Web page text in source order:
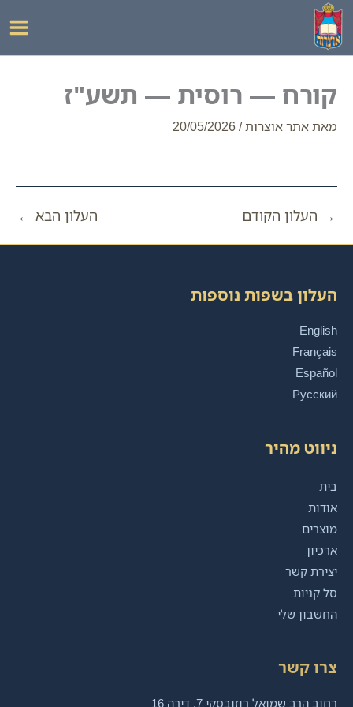
דילוג
לתוכן
קורח — רוסית — תשע"ז
מאתאתר אוצרות/
20/05/2026
→ העלון הקודם העלון הבא ←
העלון בשפות נוספות
English
Français
Español
Русский
ניווט מהיר
בית
אודות
מוצרים
ארכיון
יצירת קשר
סל קניות
החשבון שלי
צרו קשר
רחוב הרב שמואל רוזובסקי 7, דירה 16